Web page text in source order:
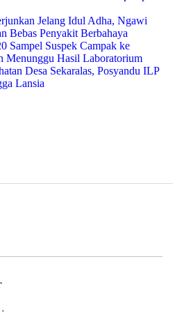
Jelang Idul Adha, Ngawi
Bebas Penyakit Berbahaya
Sampel Suspek Campak ke
Menunggu Hasil Laboratorium
Desa Sekaralas, Posyandu ILP
Lansia